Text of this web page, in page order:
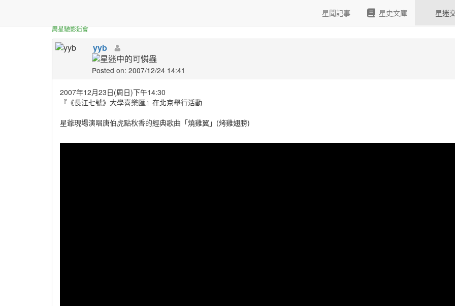
周星馳影迷會
星聞記事 星史文庫 星迷
yyb
Posted on: 2007/12/24 14:41
2007年12月23日(周日)下午14:30
『《長江七號》大學喜樂匯』在北京舉行活動
星爺現場演唱唐伯虎點秋香的經典歌曲「燒雞翼」(烤雞翅膀)